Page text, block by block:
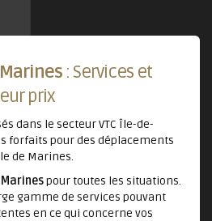
Marines : Services et
prix
dans le secteur VTC Île-de-
forfaits pour des déplacements
de Marines.
Marinespour toutes les situations.
gamme de services pouvant
en ce qui concerne vos